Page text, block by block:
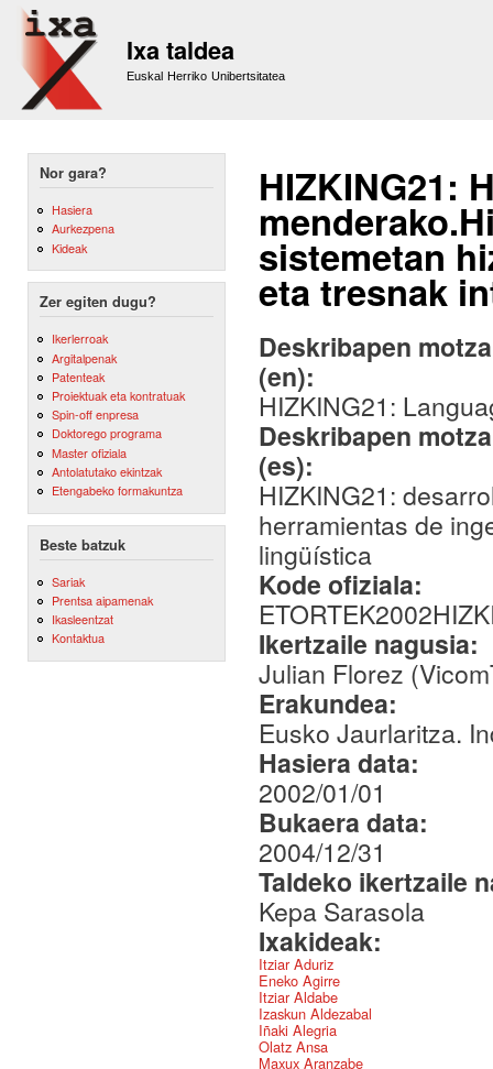
Ixa taldea
Euskal Herriko Unibertsitatea
Nor gara?
Hasiera
Aurkezpena
Kideak
Zer egiten dugu?
Ikerlerroak
Argitalpenak
Patenteak
Proiektuak eta kontratuak
Spin-off enpresa
Doktorego programa
Master ofiziala
Antolatutako ekintzak
Etengabeko formakuntza
Beste batzuk
Sariak
Prentsa aipamenak
Ikasleentzat
Kontaktua
HIZKING21:
sistemetan
eta tresnak
Deskribapen
(en):
HIZKING21:
Deskribapen
(es):
HIZKING21:
herramientas de
lingüística
Kode ofiziala:
Ikertzaile nagusia:
Julian Florez
Erakundea:
Eusko Jaurlaritza.
Hasiera data:
2002/01/01
Bukaera data:
2004/12/31
Taldeko ikertzaile
Kepa Sarasola
Ixakideak:
Itziar Aduriz
Eneko Agirre
Itziar Aldabe
Izaskun Aldezabal
Iñaki Alegria
Olatz Ansa
Maxux Aranzabe